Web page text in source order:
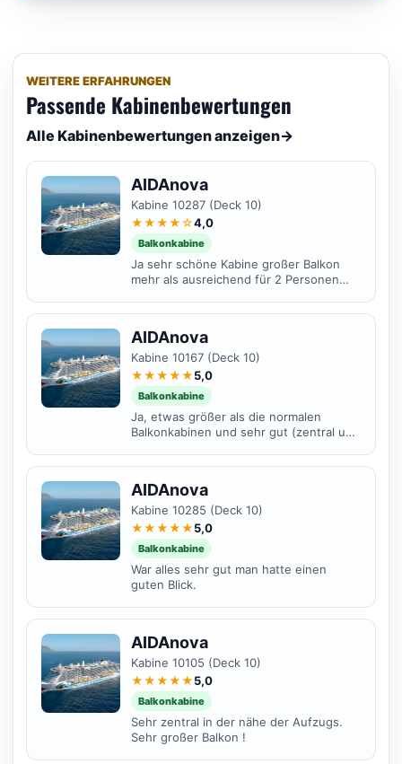
WEITERE ERFAHRUNGEN
Passende Kabinenbewertungen
Alle Kabinenbewertungen anzeigen→
AIDAnova
Kabine 10287 (Deck 10)
★★★★☆4,0
Balkonkabine
Ja sehr schöne Kabine großer Balkon
mehr als ausreichend für 2 Personen
AIDAnova
Kabine 10167 (Deck 10)
★★★★★5,0
Balkonkabine
Ja, etwas größer als die normalen
Balkonkabinen und sehr gut (zentral und
AIDAnova
Kabine 10285 (Deck 10)
★★★★★5,0
Balkonkabine
War alles sehr gut man hatte einen
guten Blick.
AIDAnova
Kabine 10105 (Deck 10)
★★★★★5,0
Balkonkabine
Sehr zentral in der nähe der Aufzugs.
Sehr großer Balkon !